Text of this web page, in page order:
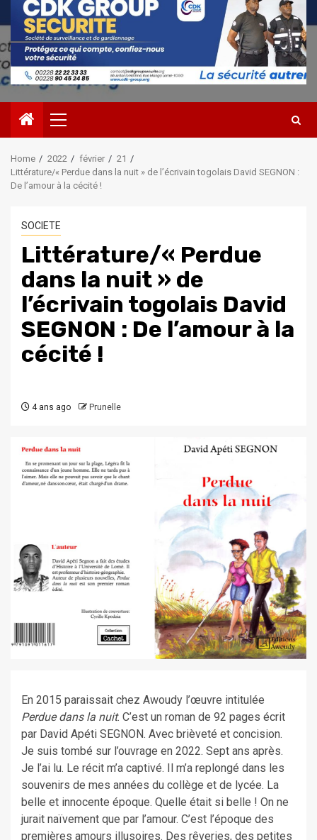
Primary
Menu
Home 2022 février
21
Littérature/« Perdue dans la nuit » de l’écrivain togolais David SEGNON :
De l’amour à la cécité !
SOCIETE
Littérature/« Perdue
dans la nuit » de
l’écrivain togolais David
SEGNON : De l’amour à la
cécité !
4 ans ago Prunelle
En 2015 paraissait chez Awoudy l’œuvre intitulée
Perdue dans la nuit. C’est un roman de 92 pages écrit
par David Apéti SEGNON. Avec brièveté et concision.
Je suis tombé sur l’ouvrage en 2022. Sept ans après.
Je l’ai lu. Le récit m’a captivé. Il m’a replongé dans les
souvenirs de mes années du collège et de lycée. La
belle et innocente époque. Quelle était si belle ! On ne
jurait naïvement que par l’amour. C’est l’époque des
premières amours illusoires. Des rêveries, des petites